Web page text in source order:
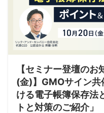
【セミナー登壇の
(金)】GMOサイン共
ける電子帳簿保存法
トと対策のご紹介」